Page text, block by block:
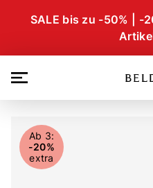
SALE bis zu -50% | -
Ab 3:
-20%
extra